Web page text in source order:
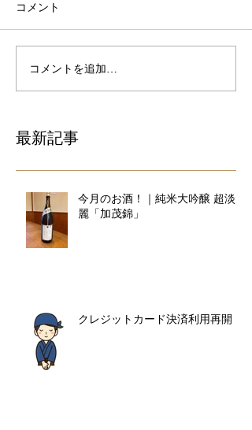
コメント
コメントを追加…
最新記事
今月のお酒！｜純米大吟醸 超淡
麗「加茂錦」
クレジットカード決済利用再開